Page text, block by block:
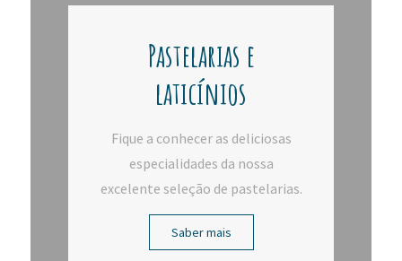
Pastelarias e
laticínios
Fique a conhecer as deliciosas
especialidades da nossa
excelente seleção de pastelarias.
Saber mais